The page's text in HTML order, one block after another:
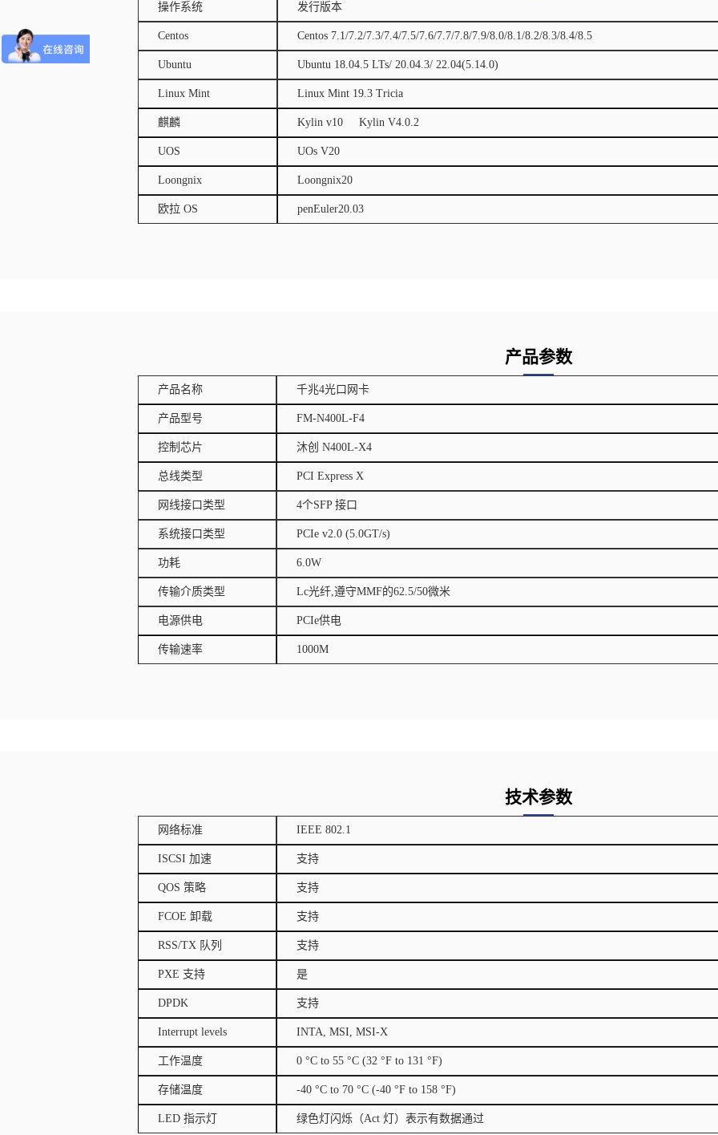
操作系统 发行版本
Centos Centos 7.1/7.2/7.3/7.4/7.5/7.6/7.7/7.8/7.9/8.0/8.1/8.2/8.3/8.4/8.5
Ubuntu Ubuntu 18.04.5 LTs/ 20.04.3/ 22.04(5.14.0)
Linux Mint Linux Mint 19.3 Tricia
麒麟 Kylin v10 Kylin V4.0.2
UOS UOs V20
Loongnix Loongnix20
欧拉 OS penEuler20.03
产品参数
产品名称 千兆4光口网卡
产品型号 FM-N400L-F4
控制芯片 沐创 N400L-X4
总线类型 PCI Express X
网线接口类型 4个SFP 接口
系统接口类型 PCIe v2.0 (5.0GT/s)
功耗 6.0W
传输介质类型 Lc光纤,遵守MMF的62.5/50微米
电源供电 PCIe供电
传输速率 1000M
技术参数
网络标准 IEEE 802.1
ISCSI 加速 支持
QOS 策略 支持
FCOE 卸载 支持
RSS/TX 队列 支持
PXE 支持 是
DPDK 支持
Interrupt levels INTA, MSI, MSI-X
工作温度 0 °C to 55 °C (32 °F to 131 °F)
存储温度 -40 °C to 70 °C (-40 °F to 158 °F)
LED 指示灯 绿色灯闪烁（Act 灯）表示有数据通过